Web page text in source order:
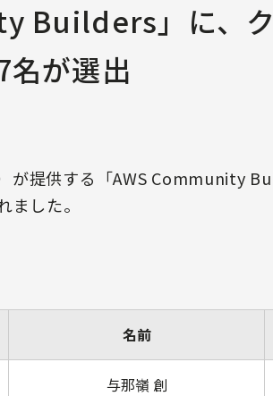
Builders」に、
が選出
が提供する「AWS Community
ました。
名前
与那嶺 創